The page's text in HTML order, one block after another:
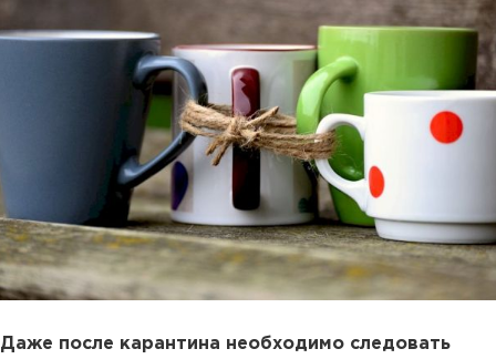
Даже после карантина необходимо следовать